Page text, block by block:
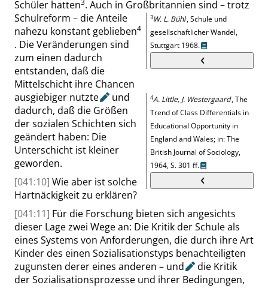
Schüler hatten3
3W. L. Bühl,Schule und
gesellschaftlicher Wandel,
Stuttgart 1968.
. Auch in Großbritannien sind – trotz
Schulreform – die Anteile
nahezu konstant geblieben4
4A. Little, J. Westergaard,The
Trend of Class Differentials in
Educational Opportunity in
England and Wales; in: The
British Journal of Sociology,
1964,S. 301 ff.
. Die Veränderungen sind
zum einen dadurch
entstanden, daß die
Mittelschicht ihre Chancen
ausgiebiger nutzte
und
dadurch, daß die Größen
der sozialen Schichten sich
geändert haben: Die
Unterschicht ist kleiner
geworden.
[041:10] Wie aber ist solche
Hartnäckigkeit zu erklären?
[041:11] Für die Forschung bieten sich angesichts
dieser Lage zwei Wege an: Die Kritik der Schule als
eines Systems von Anforderungen, die durch ihre Art
Kinder des einen Sozialisationstyps benachteiligten
zugunsten derer eines anderen – und
die Kritik
der Sozialisationsprozesse und ihrer Bedingungen,